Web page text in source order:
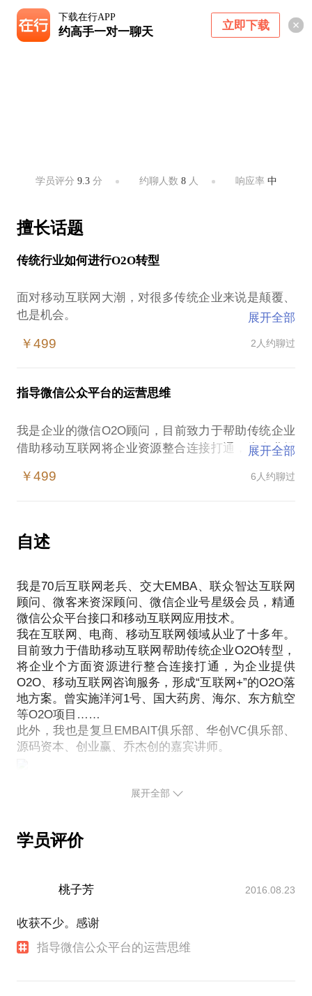
下载在行APP
约高手一对一聊天 立即下载
学员评分 9.3分 约聊人数 8人 响应率 中
擅长话题
传统行业如何进行O2O转型
面对移动互联网大潮，对很多传统企业来说是颠覆、
也是机会。
源，获得用户占领市场？
你有很好的资源、机会、想法，如何行成可执行的落
地方案？
品牌价值？
我想我们可以交朋友，共同讨论，将互联网思维和传
展开全部
￥499 2人约聊过
指导微信公众平台的运营思维
我是企业的微信O2O顾问，目前致力于帮助传统企业
借助移动互联网将企业资源整合连接打通，为企业提
落地方案。曾实施洋河1号、国大药房、海尔、雷迪波
作用；在这些方面，相信我能为你提供帮助，我愿与
你交流分享微信营销、运营等方面的经验和案例。
享给你！
P.S. 在选择与我见面前，请把你的问题更具体化。毕
竟一小时的谈话只能解决一个小问题。请把你的问题
提前发给我，方便我做更精确的准备，提升见面效
展开全部
￥499 6人约聊过
自述
我是70后互联网老兵、交大EMBA、联众智达互联网
顾问、微客来资深顾问、微信企业号星级会员，精通
微信公众平台接口和移动互联网应用技术。
我在互联网、电商、移动互联网领域从业了十多年。
目前致力于借助移动互联网帮助传统企业O2O转型，
将企业个方面资源进行整合连接打通，为企业提供
O2O、移动互联网咨询服务，形成“互联网+”的O2O落
地方案。曾实施洋河1号、国大药房、海尔、东方航空
等O2O项目……
此外，我也是复旦EMBAIT俱乐部、华创VC俱乐部、
展开全部
学员评价
桃子芳 2016.08.23
收获不少。感谢
指导微信公众平台的运营思维